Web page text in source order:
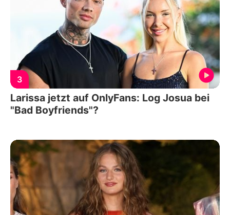
3
Larissa jetzt auf OnlyFans: Log Josua bei
"Bad Boyfriends"?